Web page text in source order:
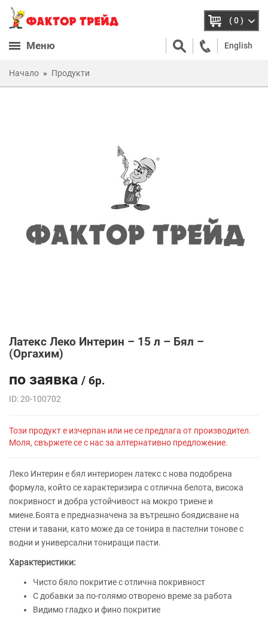
( 0 )
Меню English
Начало Продукти
Латекс Леко Интерин – 15 л – Бял –
(Оргахим)
по заявка / бр.
ID: 20-100702
Този продукт е изчерпан или не се предлага от производител.
Моля, свържете се с нас за алтернативно предложение.
Леко Интерин е бял интериорен латекс с нова подобрена
формула, който се характеризира с отлична белота, висока
покривност и добра устойчивост на мокро триене и
миене.Боята е предназначена за вътрешно боядисване на
стени и тавани, като може да се тонира в пастелни тонове с
водни и универсални тониращи пасти.
Характеристики:
Чисто бяло покритие с отлична покривност
С добавки за по-голямо отворено време за работа
Видимо гладко и фино покритие